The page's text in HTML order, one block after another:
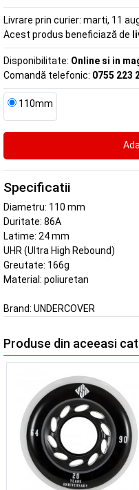
Livrare prin curier: marti, 11
Acest produs beneficiază de
Disponibilitate: Online si in
Comandă telefonic: 0755 223
110mm
Specificatii
Diametru: 110 mm
Duritate: 86A
Latime: 24 mm
UHR (Ultra High Rebound)
Greutate: 166g
Material: poliuretan
Brand: UNDERCOVER
Produse din aceeasi